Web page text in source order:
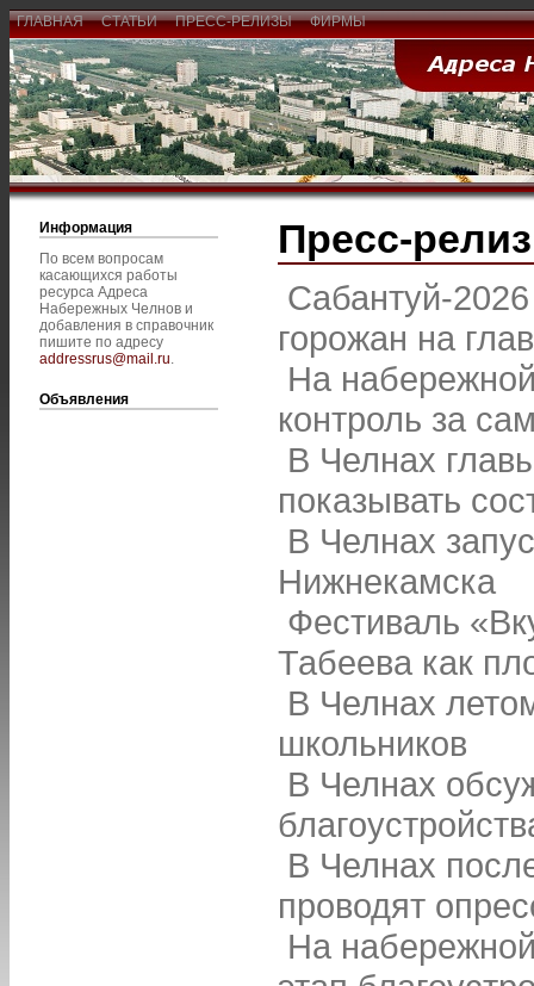
ГЛАВНАЯ СТАТЬИ ПРЕСС-РЕЛИЗЫ ФИРМЫ
Информация
По всем вопросам
касающихся работы
ресурса Адреса
Набережных Челнов и
добавления в справочник
пишите по адресу
addressrus@mail.ru.
Объявления
Пресс-
Сабантуй-
горожан на
На
контроль за
В Челнах
показывать
В Челнах
Нижнекамска
Фестиваль
Табеева как
В Челнах
школьников
В Челнах
В Челнах
проводят
На